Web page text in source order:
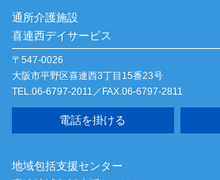
通所介護施設
喜連西デイサービス
〒547-0026
大阪市平野区喜連西3丁目15番23号
TEL.06-6797-2011／FAX.06-6797-2811
電話を掛ける
地域包括支援センター